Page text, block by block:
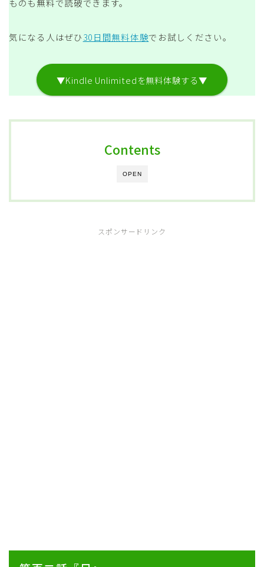
ものも無料で読破できます。
気になる人はぜひ30日間無料体験でお試しください。
▼Kindle Unlimitedを無料体験する▼
OPEN
Contents
スポンサードリンク